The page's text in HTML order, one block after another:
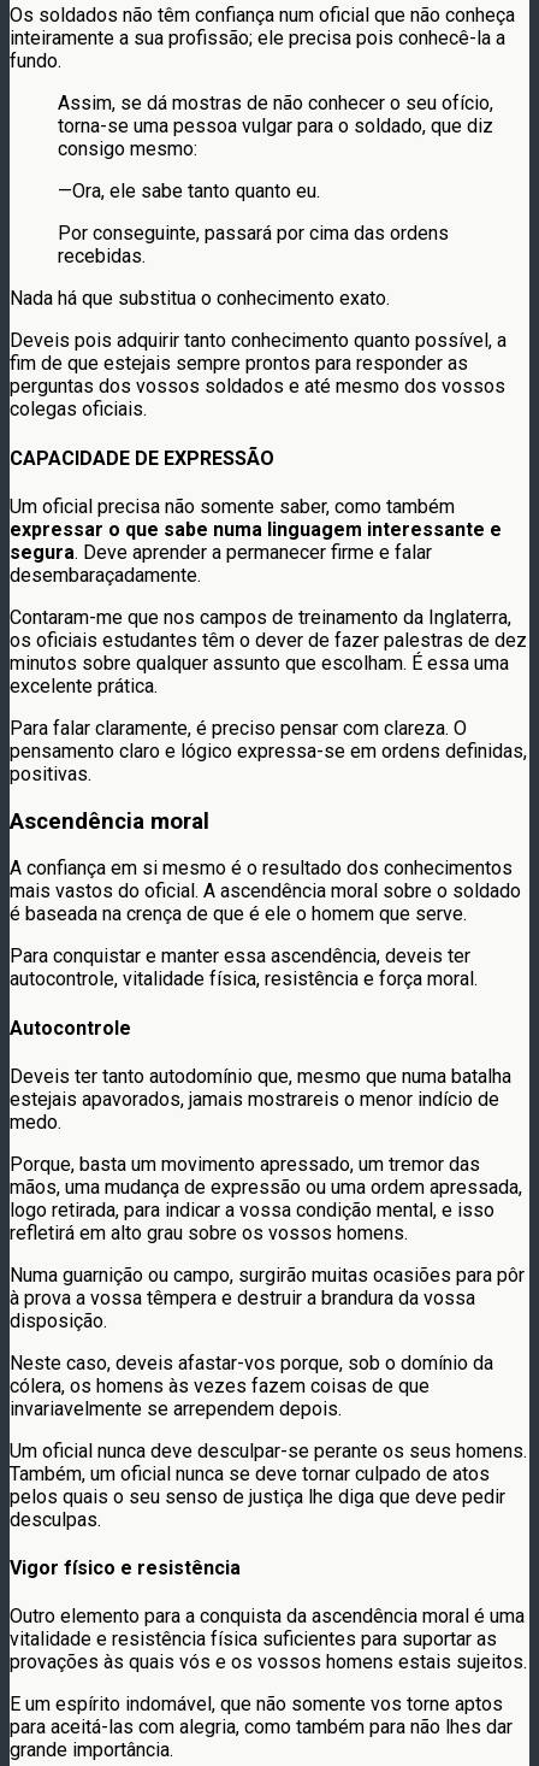
Os soldados não têm confiança num oficial que não conheça
inteiramente a sua profissão; ele precisa pois conhecê-la a
fundo.
Assim, se dá mostras de não conhecer o seu ofício,
torna-se uma pessoa vulgar para o soldado, que diz
consigo mesmo:
—Ora, ele sabe tanto quanto eu.
Por conseguinte, passará por cima das ordens
recebidas.
Nada há que substitua o conhecimento exato.
Deveis pois adquirir tanto conhecimento quanto possível, a
fim de que estejais sempre prontos para responder as
perguntas dos vossos soldados e até mesmo dos vossos
colegas oficiais.
CAPACIDADE DE EXPRESSÃO
Um oficial precisa não somente saber, como também
expressar o que sabe numa linguagem interessante e
segura. Deve aprender a permanecer firme e falar
desembaraçadamente.
Contaram-me que nos campos de treinamento da Inglaterra,
os oficiais estudantes têm o dever de fazer palestras de dez
minutos sobre qualquer assunto que escolham. É essa uma
excelente prática.
Para falar claramente, é preciso pensar com clareza. O
pensamento claro e lógico expressa-se em ordens definidas,
positivas.
Ascendência moral
A confiança em si mesmo é o resultado dos conhecimentos
mais vastos do oficial. A ascendência moral sobre o soldado
é baseada na crença de que é ele o homem que serve.
Para conquistar e manter essa ascendência, deveis ter
autocontrole, vitalidade física, resistência e força moral.
Autocontrole
Deveis ter tanto autodomínio que, mesmo que numa batalha
estejais apavorados, jamais mostrareis o menor indício de
medo.
Porque, basta um movimento apressado, um tremor das
mãos, uma mudança de expressão ou uma ordem apressada,
logo retirada, para indicar a vossa condição mental, e isso
refletirá em alto grau sobre os vossos homens.
Numa guarnição ou campo, surgirão muitas ocasiões para pôr
à prova a vossa têmpera e destruir a brandura da vossa
disposição.
Neste caso, deveis afastar-vos porque, sob o domínio da
cólera, os homens às vezes fazem coisas de que
invariavelmente se arrependem depois.
Um oficial nunca deve desculpar-se perante os seus homens.
Também, um oficial nunca se deve tornar culpado de atos
pelos quais o seu senso de justiça lhe diga que deve pedir
desculpas.
Vigor físico e resistência
Outro elemento para a conquista da ascendência moral é uma
vitalidade e resistência física suficientes para suportar as
provações às quais vós e os vossos homens estais sujeitos.
E um espírito indomável, que não somente vos torne aptos
para aceitá-las com alegria, como também para não lhes dar
grande importância.